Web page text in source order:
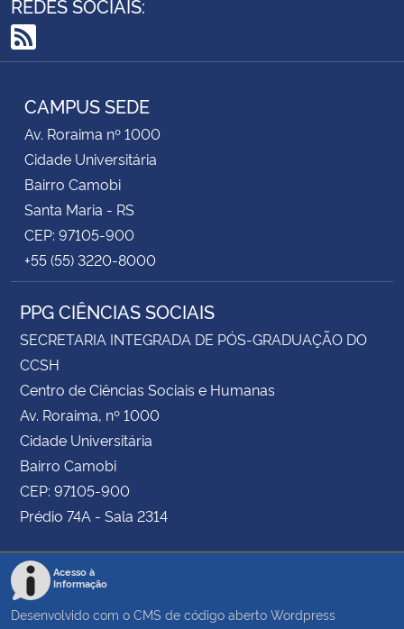
RSS
CAMPUS SEDE
Av. Roraima nº 1000
Cidade Universitária
Bairro Camobi
Santa Maria - RS
CEP: 97105-900
+55 (55) 3220-8000
PPG CIÊNCIAS SOCIAIS
SECRETARIA INTEGRADA DE PÓS-GRADUAÇÃO DO
CCSH
Centro de Ciências Sociais e Humanas
Av. Roraima, nº 1000
Cidade Universitária
Bairro Camobi
CEP: 97105-900
Prédio 74A - Sala 2314
Acesso à
Informação
Desenvolvido com o CMS de código aberto Wordpress